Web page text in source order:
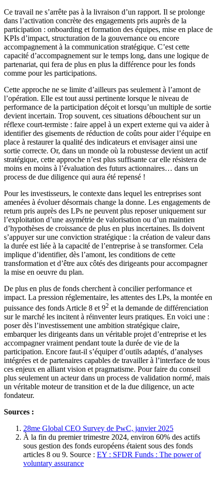
Ce travail ne s’arrête pas à la livraison d’un rapport. Il se prolonge
dans l’activation concrète des engagements pris auprès de la
participation : onboarding et formation des équipes, mise en place de
KPIs d’impact, structuration de la gouvernance ou encore
accompagnement à la communication stratégique. C’est cette
capacité d’accompagnement sur le temps long, dans une logique de
partenariat, qui fera de plus en plus la différence pour les fonds
comme pour les participations.
Cette approche ne se limite d’ailleurs pas seulement à l’amont de
l’opération. Elle est tout aussi pertinente lorsque le niveau de
performance de la participation déçoit et lorsqu’un multiple de sortie
devient incertain. Trop souvent, ces situations débouchent sur un
réflexe court-termiste : faire appel à un expert externe qui va aider à
identifier des gisements de réduction de coûts pour aider l’équipe en
place à restaurer la qualité des indicateurs et envisager ainsi une
sortie correcte. Or, dans un monde où la robustesse devient un actif
stratégique, cette approche n’est plus suffisante car elle résistera de
moins en moins à l’évaluation des futurs actionnaires… dans un
process de due diligence qui aura été repensé !
Pour les investisseurs, le contexte dans lequel les entreprises sont
amenées à évoluer désormais change la donne. Les engagements de
return pris auprès des LPs ne peuvent plus reposer uniquement sur
l’exploitation d’une asymétrie de valorisation ou d’un maintien
d’hypothèses de croissance de plus en plus incertaines. Ils doivent
s’appuyer sur une conviction stratégique : la création de valeur dans
la durée est liée à la capacité de l’entreprise à se transformer. Cela
implique d’identifier, dès l’amont, les conditions de cette
transformation et d’être aux côtés des dirigeants pour accompagner
la mise en oeuvre du plan.
De plus en plus de fonds cherchent à concilier performance et
impact. La pression réglementaire, les attentes des LPs, la montée en
puissance des fonds Article 8 et 92 et la demande de différenciation
sur le marché les incitent à réinventer leurs pratiques. En voici une :
poser dès l’investissement une ambition stratégique claire,
embarquer les dirigeants dans un véritable projet d’entreprise et les
accompagner vraiment pendant toute la durée de vie de la
participation. Encore faut-il s’équiper d’outils adaptés, d’analyses
intégrées et de partenaires capables de travailler à l’interface de tous
ces enjeux en alliant vision et pragmatisme. Pour faire du conseil
plus seulement un acteur dans un process de validation normé, mais
un véritable moteur de transition et de la due diligence, un acte
fondateur.
Sources :
28me Global CEO Survey de PwC, janvier 2025
À la fin du premier trimestre 2024, environ 60% des actifs
sous gestion des fonds européens étaient sous des fonds
articles 8 ou 9. Source : EY : SFDR Funds : The power of
voluntary assurance